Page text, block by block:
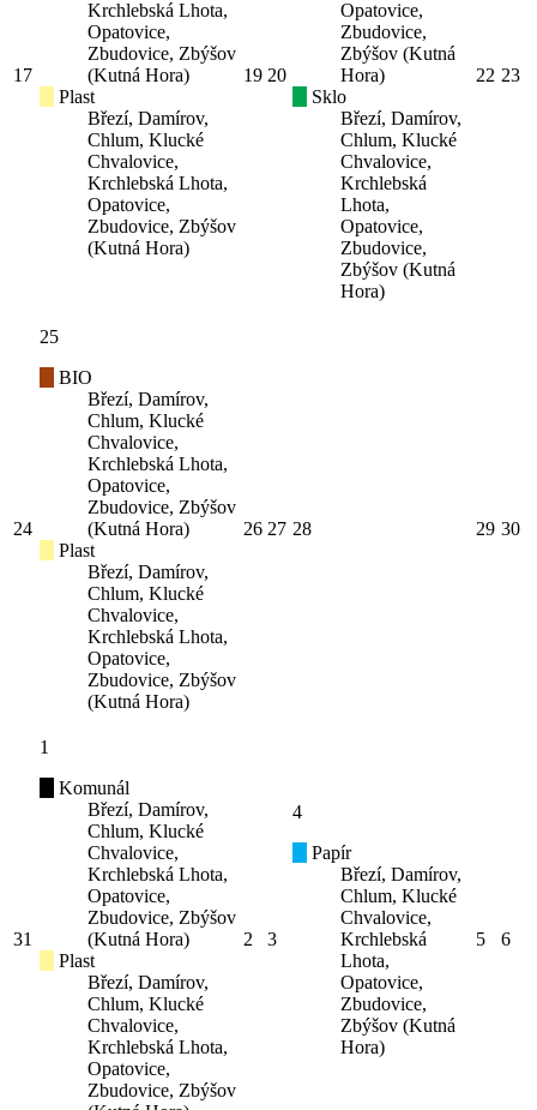
17
Krchlebská Lhota,
Opatovice,
Zbudovice, Zbýšov
(Kutná Hora)
Plast
Březí, Damírov,
Chlum, Klucké
Chvalovice,
Krchlebská Lhota,
Opatovice,
Zbudovice, Zbýšov
(Kutná Hora)
19 20
Opatovice,
Zbudovice,
Zbýšov (Kutná
Hora)
Sklo
Březí, Damírov,
Chlum, Klucké
Chvalovice,
Krchlebská
Lhota,
Opatovice,
Zbudovice,
Zbýšov (Kutná
Hora)
22 23
24
25
BIO
Březí, Damírov,
Chlum, Klucké
Chvalovice,
Krchlebská Lhota,
Opatovice,
Zbudovice, Zbýšov
(Kutná Hora)
Plast
Březí, Damírov,
Chlum, Klucké
Chvalovice,
Krchlebská Lhota,
Opatovice,
Zbudovice, Zbýšov
(Kutná Hora)
26 27 28 29 30
31
1
Komunál
Březí, Damírov,
Chlum, Klucké
Chvalovice,
Krchlebská Lhota,
Opatovice,
Zbudovice, Zbýšov
(Kutná Hora)
Plast
Březí, Damírov,
Chlum, Klucké
Chvalovice,
Krchlebská Lhota,
Opatovice,
Zbudovice, Zbýšov
2 3
4
Papír
Březí, Damírov,
Chlum, Klucké
Chvalovice,
Krchlebská
Lhota,
Opatovice,
Zbudovice,
Zbýšov (Kutná
Hora)
5 6